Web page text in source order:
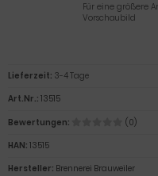
Für eine größere
Vorschaubild
Lieferzeit: 3-4 Tage
Art.Nr.: 13515
Bewertungen:
(0)
HAN: 13515
Hersteller: Brennerei Brauweiler